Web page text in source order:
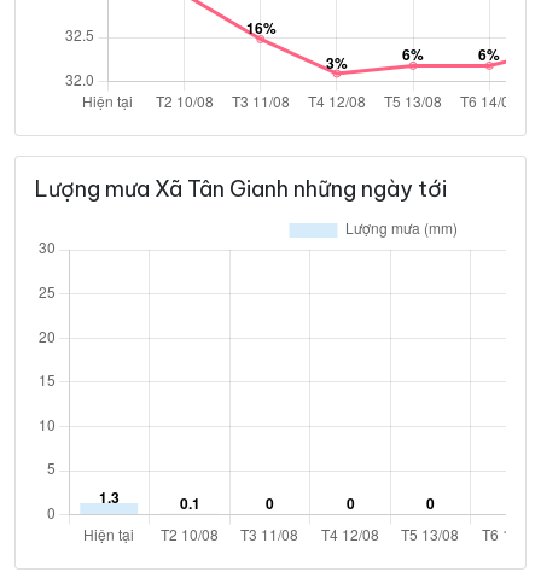
Lượng mưa Xã Tân Gianh những ngày tới